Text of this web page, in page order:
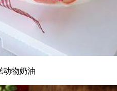
动物奶油